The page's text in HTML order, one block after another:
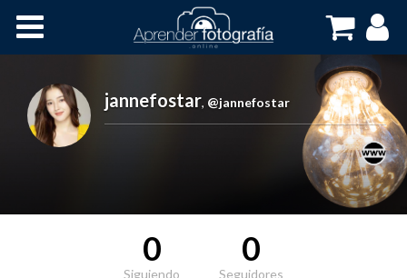
Cursos OnLine
jannefostar, @jannefostar
0
Siguiendo
0
Seguidores